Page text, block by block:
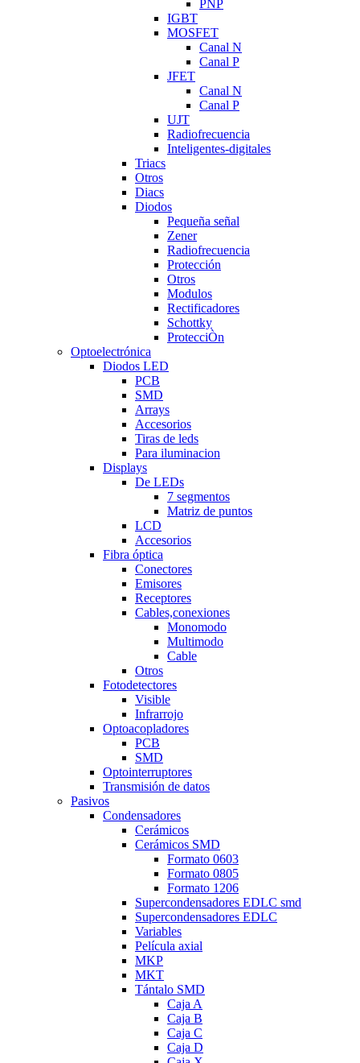
PNP
IGBT
MOSFET
Canal N
Canal P
JFET
Canal N
Canal P
UJT
Radiofrecuencia
Inteligentes-digitales
Triacs
Otros
Diacs
Diodos
Pequeña señal
Zener
Radiofrecuencia
Protección
Otros
Modulos
Rectificadores
Schottky
ProtecciÒn
Optoelectrónica
Diodos LED
PCB
SMD
Arrays
Accesorios
Tiras de leds
Para iluminacion
Displays
De LEDs
7 segmentos
Matriz de puntos
LCD
Accesorios
Fibra óptica
Conectores
Emisores
Receptores
Cables,conexiones
Monomodo
Multimodo
Cable
Otros
Fotodetectores
Visible
Infrarrojo
Optoacopladores
PCB
SMD
Optointerruptores
Transmisión de datos
Pasivos
Condensadores
Cerámicos
Cerámicos SMD
Formato 0603
Formato 0805
Formato 1206
Supercondensadores EDLC smd
Supercondensadores EDLC
Variables
Película axial
MKP
MKT
Tántalo SMD
Caja A
Caja B
Caja C
Caja D